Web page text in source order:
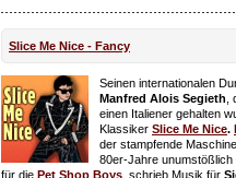
Slice Me Nice - Fancy
Seinen internationalen
Manfred Alois Segieth
einen Italiener gehalten
Klassiker Slice Me Nice.
der stampfende
80er-Jahre unumstößlich
für die Pet Shop Boys , schrieb Musik für